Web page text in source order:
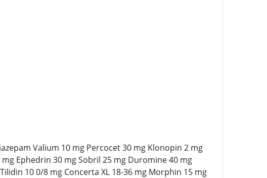
Valium 10 mg Percocet 30 mg Klonopin 2 mg
Ephedrin 30 mg Sobril 25 mg Duromine 40 mg
10 0/8 mg Concerta XL 18-36 mg Morphin 15 mg